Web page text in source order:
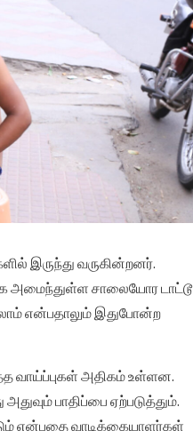
இருந்து வருகின்றனர்.
அமைந்துள்ள சாலையோர டாட்டூ
என்பதாலும் இதுபோன்ற
வாய்ப்புகள் அதிகம் உள்ளன.
பாதிப்பை ஏற்படுத்தும்.
என்பதை வாடிக்கையாளர்கள்